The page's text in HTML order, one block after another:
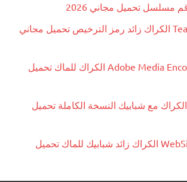
TeamViewer 15.80.4 الكراك زائد رمز الترخيص تحميل مجاني
Adobe Media Encoder CC 2026 26.2 الكراك للماك تحميل
DVDFab 13.0.6.1 الكراك مع شبابيك النسخة الكاملة تحميل
WebSite Auditor 4.62.1 الكراك زائد شبابيك للماك تحميل